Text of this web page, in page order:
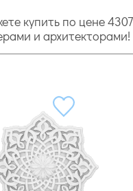
купить по цене
и архитекторами!